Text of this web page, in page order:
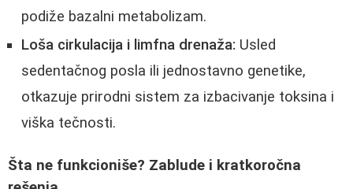
podiže bazalni metabolizam.
Loša cirkulacija i limfna drenaža: Usled
sedentačnog posla ili jednostavno genetike,
otkazuje prirodni sistem za izbacivanje toksina i
viška tečnosti.
Šta ne funkcioniše? Zablude i kratkoročna